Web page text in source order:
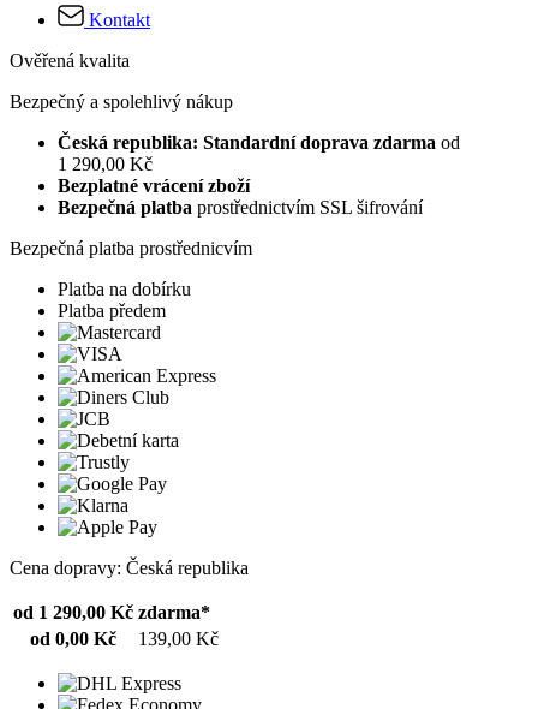
Kontakt
Ověřená kvalita
Bezpečný a spolehlivý nákup
Česká republika: Standardní doprava zdarma od
1 290,00 Kč
Bezplatné vrácení zboží
Bezpečná platba prostřednictvím SSL šifrování
Bezpečná platba prostřednicvím
Platba na dobírku
Platba předem
Cena dopravy: Česká republika
od 1 290,00 Kč zdarma*
od 0,00 Kč
139,00 Kč